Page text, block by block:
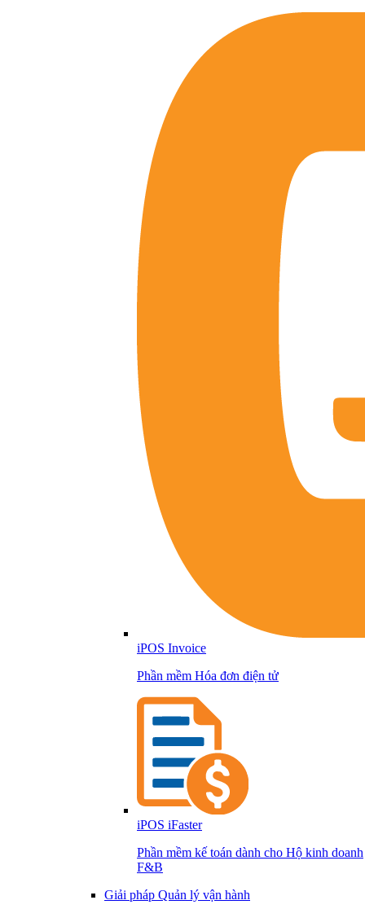
iPOS Invoice
Phần mềm Hóa đơn điện tử
iPOS iFaster
Phần mềm kế toán dành cho Hộ kinh doanh
F&B
Giải pháp Quản lý vận hành